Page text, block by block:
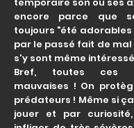
encore parce que
toujours "été
par le passé fait de mal
s'y sont même
Bref, toutes ces
mauvaises ! On
prédateurs ! Même si
jouer et par